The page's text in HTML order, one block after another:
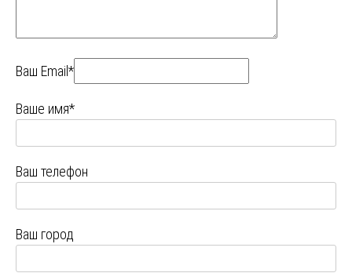
Ваш Email*
Ваше имя*
Ваш телефон
Ваш город